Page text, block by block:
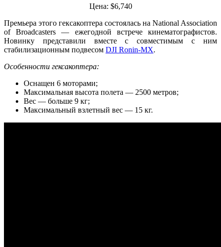
Цена: $6,740
Премьера этого гексакоптера состоялась на National Association
of Broadcasters — ежегодной встрече кинематографистов.
Новинку представили вместе с совместимым с ним
стабилизационным подвесом DJI Ronin-MX.
Особенности гексакоптера:
Оснащен 6 моторами;
Максимальная высота полета — 2500 метров;
Вес — больше 9 кг;
Максимальный взлетный вес — 15 кг.